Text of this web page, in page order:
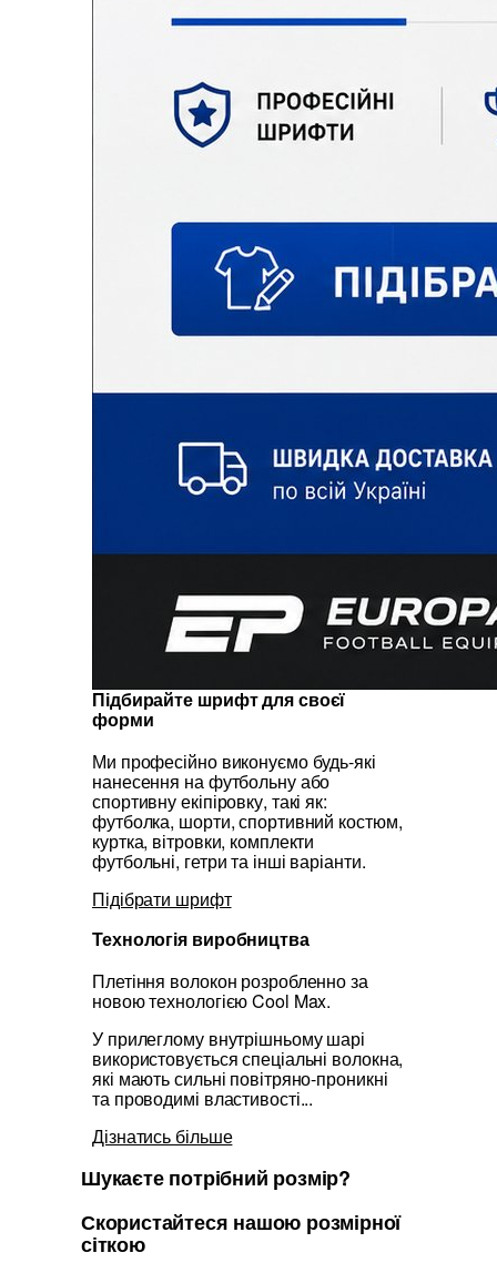
Підбирайте шрифт для своєї
форми
Ми професійно виконуємо будь-які
нанесення на футбольну або
спортивну екіпіровку, такі як:
футболка, шорти, спортивний костюм,
куртка, вітровки, комплекти
футбольні, гетри та інші варіанти.
Підібрати шрифт
Технологія виробництва
Плетіння волокон розробленно за
новою технологією Cool Max.
У прилеглому внутрішньому шарі
використовується спеціальні волокна,
які мають сильні повітряно-проникні
та проводимі властивості...
Дізнатись більше
Шукаєте потрібний розмір?
Скористайтеся нашою розмірної
сіткою